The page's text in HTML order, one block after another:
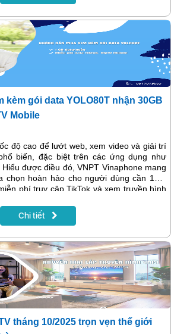
kèm gói data YOLO80T nhận 30GB
Mobile
độ cao để lướt web, xem video và giải trí
biến, đặc biệt trên các ứng dụng như
được điều đó, VNPT Vinaphone mang
chọn hoàn hảo cho người dùng cần 1GB
phí truy cập TikTok và xem truyền hình
tập, làm việc, giải trí và tận hưởng thế giới
vẫn tiết kiệm chi phí.
Chi tiết
tháng 10/2025 trọn vẹn thế giới